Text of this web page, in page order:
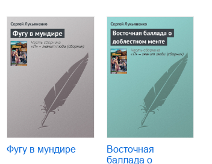
Фугу в мундире
Восточная
баллада о